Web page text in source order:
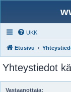
UKK
Etusivu
Yhteystiedot
Vastaanottaja: